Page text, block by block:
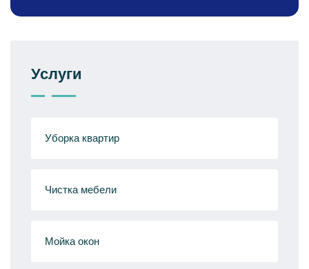
Услуги
Уборка квартир
Чистка мебели
Мойка окон